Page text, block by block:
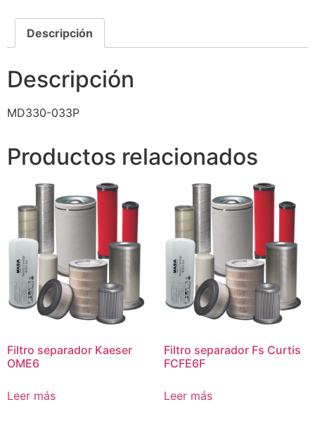
Descripción
Descripción
MD330-033P
Productos relacionados
Filtro separador Kaeser
OME6
Leer más
Filtro separador Fs Curtis
FCFE6F
Leer más